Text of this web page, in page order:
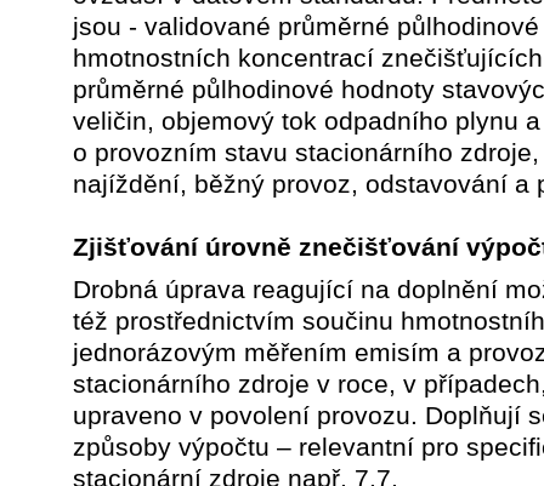
jsou - validované průměrné
hmotnostních koncentrací
průměrné půlhodinové hodnoty
veličin, objemový tok odpadního plynu
o provozním stavu stacionárního
najíždění, běžný provoz, odstavování a
Zjišťování úrovně znečišťování
Drobná úprava reagující na doplnění
též prostřednictvím součinu
jednorázovým měřením emisím a
stacionárního zdroje v roce, v
upraveno v povolení provozu. Doplňují
způsoby výpočtu – relevantní pro
stacionární zdroje např. 7.7.